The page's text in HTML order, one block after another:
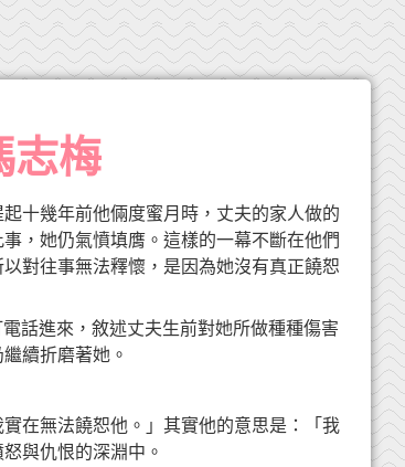
志梅
十幾年前他倆度蜜月時，丈夫的家人做的
，她仍氣憤填膺。這樣的一幕不斷在他們
對往事無法釋懷，是因為她沒有真正饒恕
話進來，敘述丈夫生前對她所做種種傷害
續折磨著她。
在無法饒恕他。」其實他的意思是：「我
與仇恨的深淵中。